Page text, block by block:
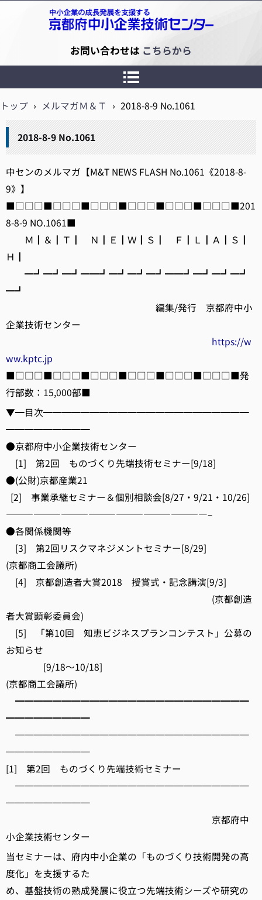
京都府中小企業技術センター
お問い合わせは こちらから
トップ › メルマガＭ＆Ｔ › 2018-8-9 No.1061
2018-8-9 No.1061
中センのメルマガ【M&T NEWS FLASH No.1061《2018-8-
9》】
■□□□■□□□■□□□■□□□■□□□■□□□■201
8-8-9 NO.1061■
Ｍ┃＆┃Ｔ┃ Ｎ┃Ｅ┃Ｗ┃Ｓ┃ Ｆ┃Ｌ┃Ａ┃Ｓ┃
Ｈ┃
━┛━┛━┛━━┛━┛━┛━┛━━┛━┛━┛━┛
━┛
編集/発行 京都府中小
企業技術センター
https://w
ww.kptc.jp
■□□□■□□□■□□□■□□□■□□□■□□□■発
行部数：15,000部■
▼━目次━━━━━━━━━━━━━━━━━━━━━━
━━━━━━━━━
●京都府中小企業技術センター
[1] 第2回 ものづくり先端技術セミナー[9/18]
●(公財)京都産業21
[2] 事業承継セミナー＆個別相談会[8/27・9/21・10/26]
——————————————————————–
●各関係機関等
[3] 第2回リスクマネジメントセミナー[8/29]
(京都商工会議所)
[4] 京都創造者大賞2018 授賞式・記念講演[9/3]
(京都創造
者大賞顕彰委員会)
[5] 「第10回 知恵ビジネスプランコンテスト」公募の
お知らせ
[9/18～10/18]
(京都商工会議所)
━━━━━━━━━━━━━━━━━━━━━━━━━
━━━━━━━━━
─────────────────────────
─────────
[1] 第2回 ものづくり先端技術セミナー
─────────────────────────
─────────
京都府中
小企業技術センター
当セミナーは、府内中小企業の「ものづくり技術開発の高
度化」を支援するた
め、基盤技術の熟成発展に役立つ先端技術シーズや研究の